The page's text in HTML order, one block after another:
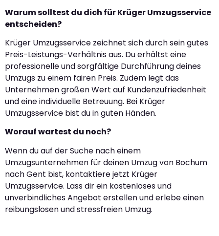
Warum solltest du dich für Krüger Umzugsservice
entscheiden?
Krüger Umzugsservice zeichnet sich durch sein gutes
Preis-Leistungs-Verhältnis aus. Du erhältst eine
professionelle und sorgfältige Durchführung deines
Umzugs zu einem fairen Preis. Zudem legt das
Unternehmen großen Wert auf Kundenzufriedenheit
und eine individuelle Betreuung. Bei Krüger
Umzugsservice bist du in guten Händen.
Worauf wartest du noch?
Wenn du auf der Suche nach einem
Umzugsunternehmen für deinen Umzug von Bochum
nach Gent bist, kontaktiere jetzt Krüger
Umzugsservice. Lass dir ein kostenloses und
unverbindliches Angebot erstellen und erlebe einen
reibungslosen und stressfreien Umzug.